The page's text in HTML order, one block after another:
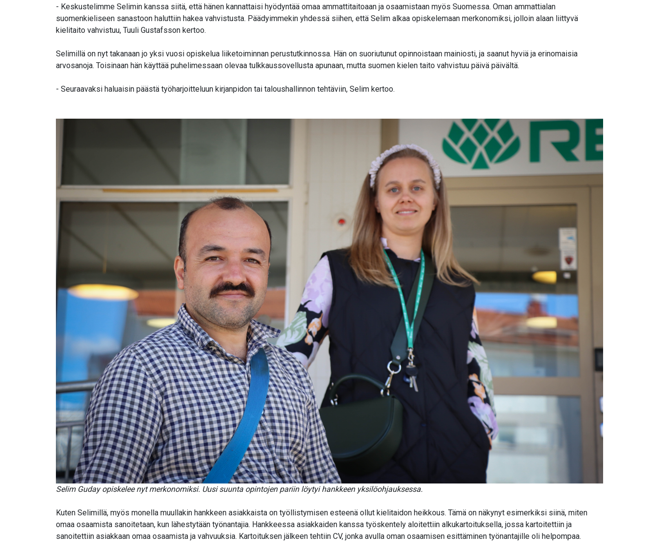
- Keskustelimme Selimin kanssa siitä, että hänen kannattaisi hyödyntää omaa ammattitaitoaan ja osaamistaan myös Suomessa. Oman ammattialan
suomenkieliseen sanastoon haluttiin hakea vahvistusta. Päädyimmekin yhdessä siihen, että Selim alkaa opiskelemaan merkonomiksi, jolloin alaan liittyvä
kielitaito vahvistuu, Tuuli Gustafsson kertoo.
Selimillä on nyt takanaan jo yksi vuosi opiskelua liiketoiminnan perustutkinnossa. Hän on suoriutunut opinnoistaan mainiosti, ja saanut hyviä ja erinomaisia
arvosanoja. Toisinaan hän käyttää puhelimessaan olevaa tulkkaussovellusta apunaan, mutta suomen kielen taito vahvistuu päivä päivältä.
- Seuraavaksi haluaisin päästä työharjoitteluun kirjanpidon tai taloushallinnon tehtäviin, Selim kertoo.
Selim Guday opiskelee nyt merkonomiksi. Uusi suunta opintojen pariin löytyi hankkeen yksilöohjauksessa.
Kuten Selimillä, myös monella muullakin hankkeen asiakkaista on työllistymisen esteenä ollut kielitaidon heikkous. Tämä on näkynyt esimerkiksi siinä, miten
omaa osaamista sanoitetaan, kun lähestytään työnantajia. Hankkeessa asiakkaiden kanssa työskentely aloitettiin alkukartoituksella, jossa kartoitettiin ja
sanoitettiin asiakkaan omaa osaamista ja vahvuuksia. Kartoituksen jälkeen tehtiin CV, jonka avulla oman osaamisen esittäminen työnantajille oli helpompaa.